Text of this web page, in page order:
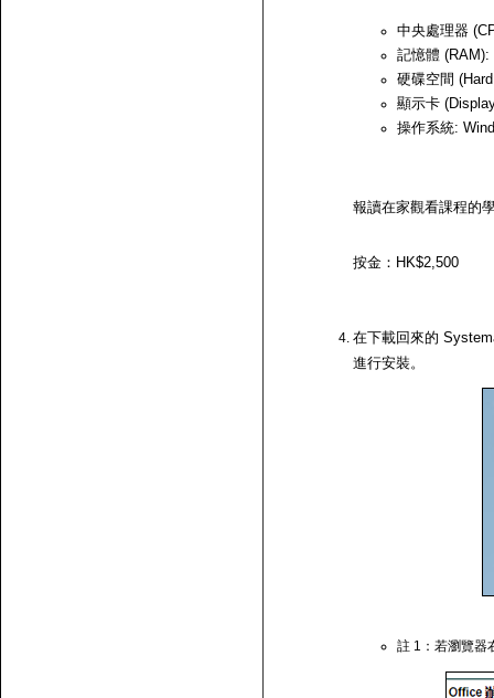
中央處理器
記憶體
硬碟空間
顯示卡
操作系統:
報讀在家觀看課程的
按金：HK$2,500
在下載回來的
進行安裝。
註 1：若瀏覽器